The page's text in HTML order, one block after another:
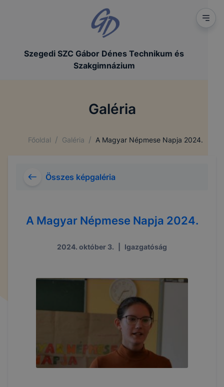
Szegedi SZC Gábor Dénes Technikum és
Szakgimnázium
Galéria
Főoldal / Galéria / A Magyar Népmese Napja 2024.
Összes képgaléria
A Magyar Népmese Napja 2024.
2024. október 3. Igazgatóság